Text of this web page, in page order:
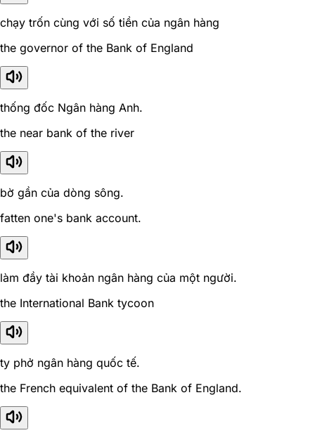
chạy trốn cùng với số tiền của ngân hàng
the governor of the Bank of England
thống đốc Ngân hàng Anh.
the near bank of the river
bờ gần của dòng sông.
fatten one's bank account.
làm đầy tài khoản ngân hàng của một người.
the International Bank tycoon
ty phở ngân hàng quốc tế.
the French equivalent of the Bank of England.